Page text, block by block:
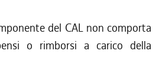
del CAL non comporta
o rimborsi a carico della